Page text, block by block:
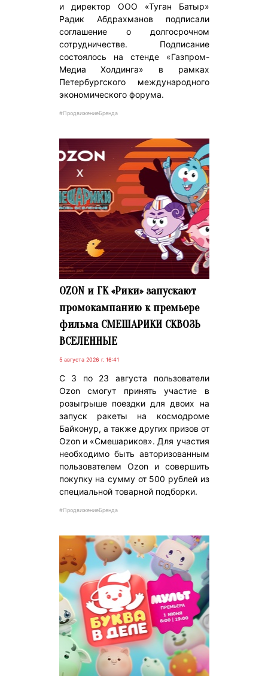
и директор ООО «Туган Батыр»
Радик Абдрахманов подписали
соглашение о долгосрочном
сотрудничестве. Подписание
состоялось на стенде «Газпром-
Медиа Холдинга» в рамках
Петербургского международного
экономического форума.
#ПродвижениеБренда
OZON и ГК «Рики» запускают
промокампанию к премьере
фильма СМЕШАРИКИ СКВОЗЬ
ВСЕЛЕННЫЕ
5 августа 2026 г. 16:41
С 3 по 23 августа пользователи
Ozon смогут принять участие в
розыгрыше поездки для двоих на
запуск ракеты на космодроме
Байконур, а также других призов от
Ozon и «Смешариков». Для участия
необходимо быть авторизованным
пользователем Ozon и совершить
покупку на сумму от 500 рублей из
специальной товарной подборки.
#ПродвижениеБренда